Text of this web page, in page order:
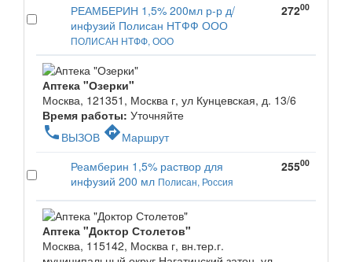
РЕАМБЕРИН 1,5% 200мл р-р д/
инфузий Полисан НТФФ ООО
ПОЛИСАН НТФФ, ООО
27200
Аптека "Озерки"
Москва, 121351, Москва г, ул Кунцевская, д. 13/6
Время работы: Уточняйте
phone ВЫЗОВ directionsМаршрут
Реамберин 1,5% раствор для
инфузий 200 мл Полисан, Россия
25500
Аптека "Доктор Столетов"
Москва, 115142, Москва г, вн.тер.г.